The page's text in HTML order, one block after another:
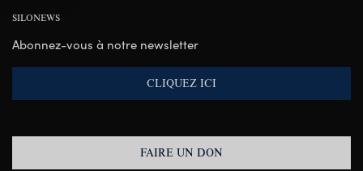
SILONEWS
Abonnez-vous à notre newsletter
CLIQUEZ ICI
FAIRE UN DON